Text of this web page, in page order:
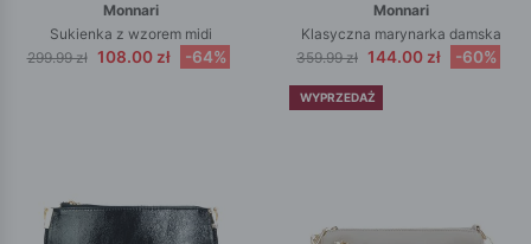
Monnari
Sukienka z wzorem midi
299.99 zł 108.00 zł -64%
Monnari
Klasyczna marynarka damska
359.99 zł 144.00 zł -60%
WYPRZEDAŻ